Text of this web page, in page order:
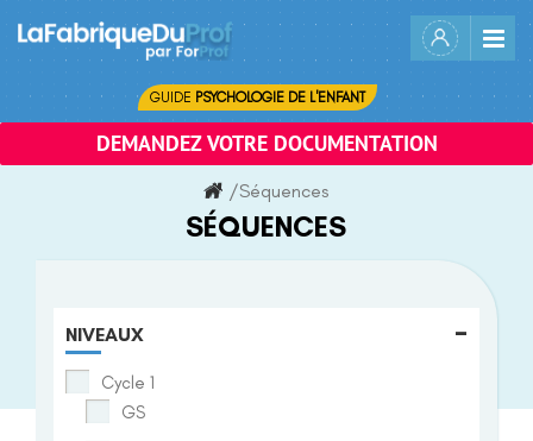
content
GUIDE PSYCHOLOGIE DE L'ENFANT
DEMANDEZ VOTRE DOCUMENTATION
/Séquences
SÉQUENCES
NIVEAUX -
Cycle 1
GS